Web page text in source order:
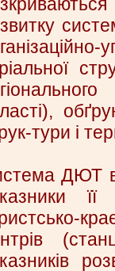
тури і
ДЮТ в